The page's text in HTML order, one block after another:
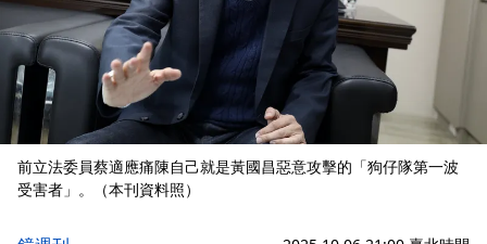
前立法委員蔡適應痛陳自己就是黃國昌惡意攻擊的「狗仔隊第一波
受害者」。（本刊資料照）